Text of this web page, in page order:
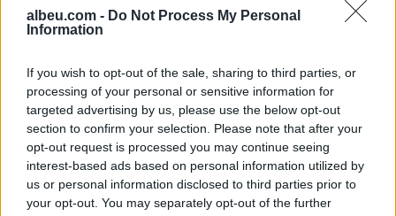
albeu.com - Do Not Process My Personal
Information
If you wish to opt-out of the sale, sharing to third parties, or
processing of your personal or sensitive information for
targeted advertising by us, please use the below opt-out
section to confirm your selection. Please note that after your
opt-out request is processed you may continue seeing
interest-based ads based on personal information utilized by
us or personal information disclosed to third parties prior to
your opt-out. You may separately opt-out of the further
shtator
Arrestohet 52-vjeçari nga
Struga që ofendoi
kryeministrin Mickoski